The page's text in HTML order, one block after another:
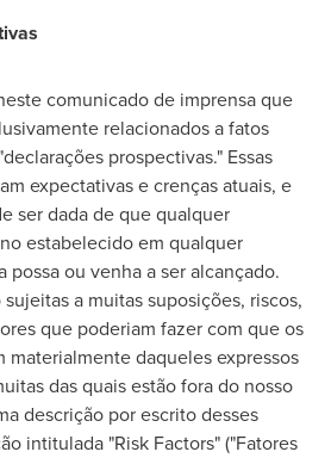
comunicado de imprensa que
relacionados a fatos
prospectivas." Essas
expectativas e crenças atuais, e
ser dada de que qualquer
estabelecido em qualquer
possa ou venha a ser alcançado.
a muitas suposições, riscos,
que poderiam fazer com que os
materialmente daqueles expressos
das quais estão fora do nosso
descrição por escrito desses
intitulada "Risk Factors" ("Fatores